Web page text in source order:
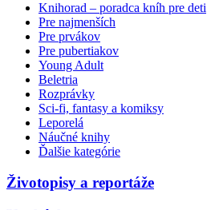
Knihorad – poradca kníh pre deti
Pre najmenších
Pre prvákov
Pre pubertiakov
Young Adult
Beletria
Rozprávky
Sci-fi, fantasy a komiksy
Leporelá
Náučné knihy
Ďalšie kategórie
Životopisy a reportáže